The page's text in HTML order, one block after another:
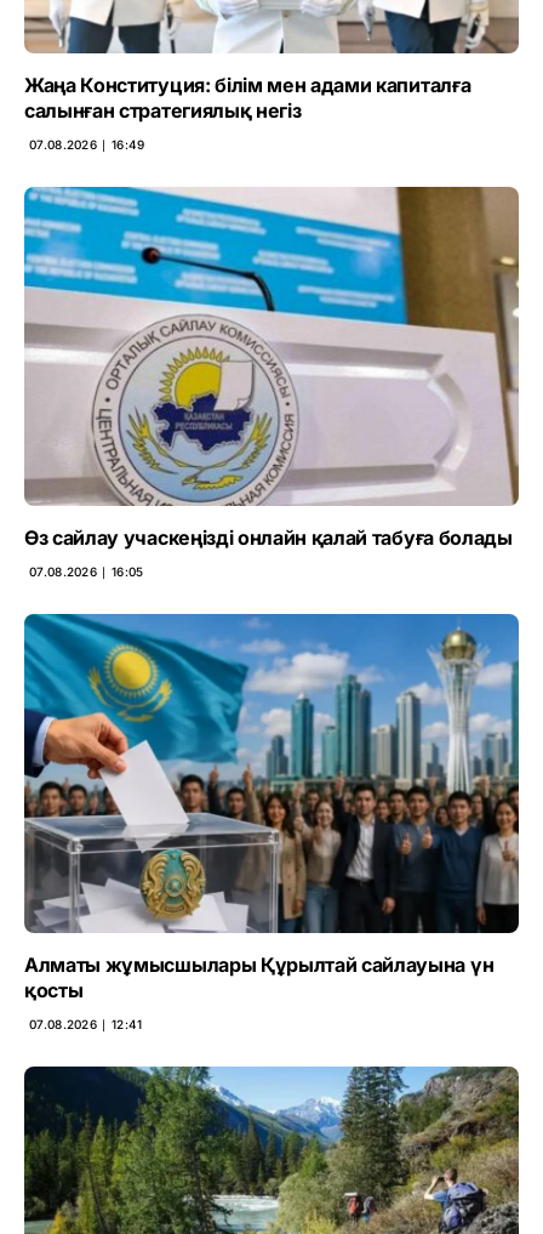
Жаңа Конституция: білім мен адами капиталға
салынған стратегиялық негіз
07.08.2026 ∣ 16:49
Өз сайлау учаскеңізді онлайн қалай табуға болады
07.08.2026 ∣ 16:05
Алматы жұмысшылары Құрылтай сайлауына үн
қосты
07.08.2026 ∣ 12:41